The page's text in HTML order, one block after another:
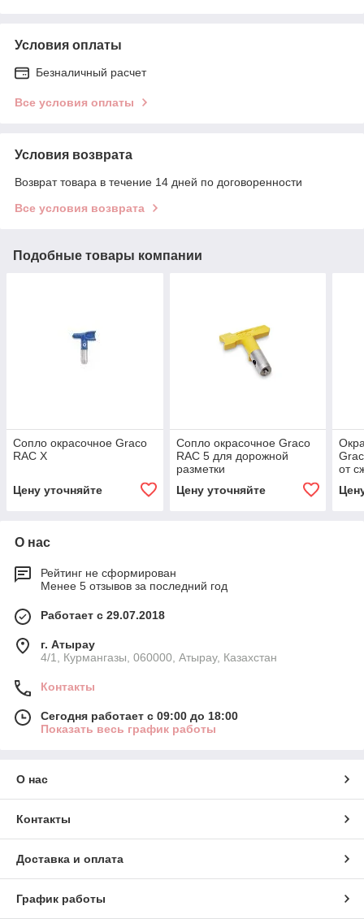
Условия оплаты
Безналичный расчет
Все условия оплаты
Условия возврата
Возврат товара в течение 14 дней по договоренности
Все условия возврата
Подобные товары компании
Сопло окрасочное Graco
RAC X
Цену уточняйте
Сопло окрасочное Graco
RAC 5 для дорожной
разметки
Цену уточняйте
от
О нас
Рейтинг не сформирован
Менее 5 отзывов за последний год
Работает с 29.07.2018
г. Атырау
4/1, Курмангазы, 060000, Атырау, Казахстан
Контакты
Сегодня работает с 09:00 до 18:00
Показать весь график работы
О нас
Контакты
Доставка и оплата
График работы